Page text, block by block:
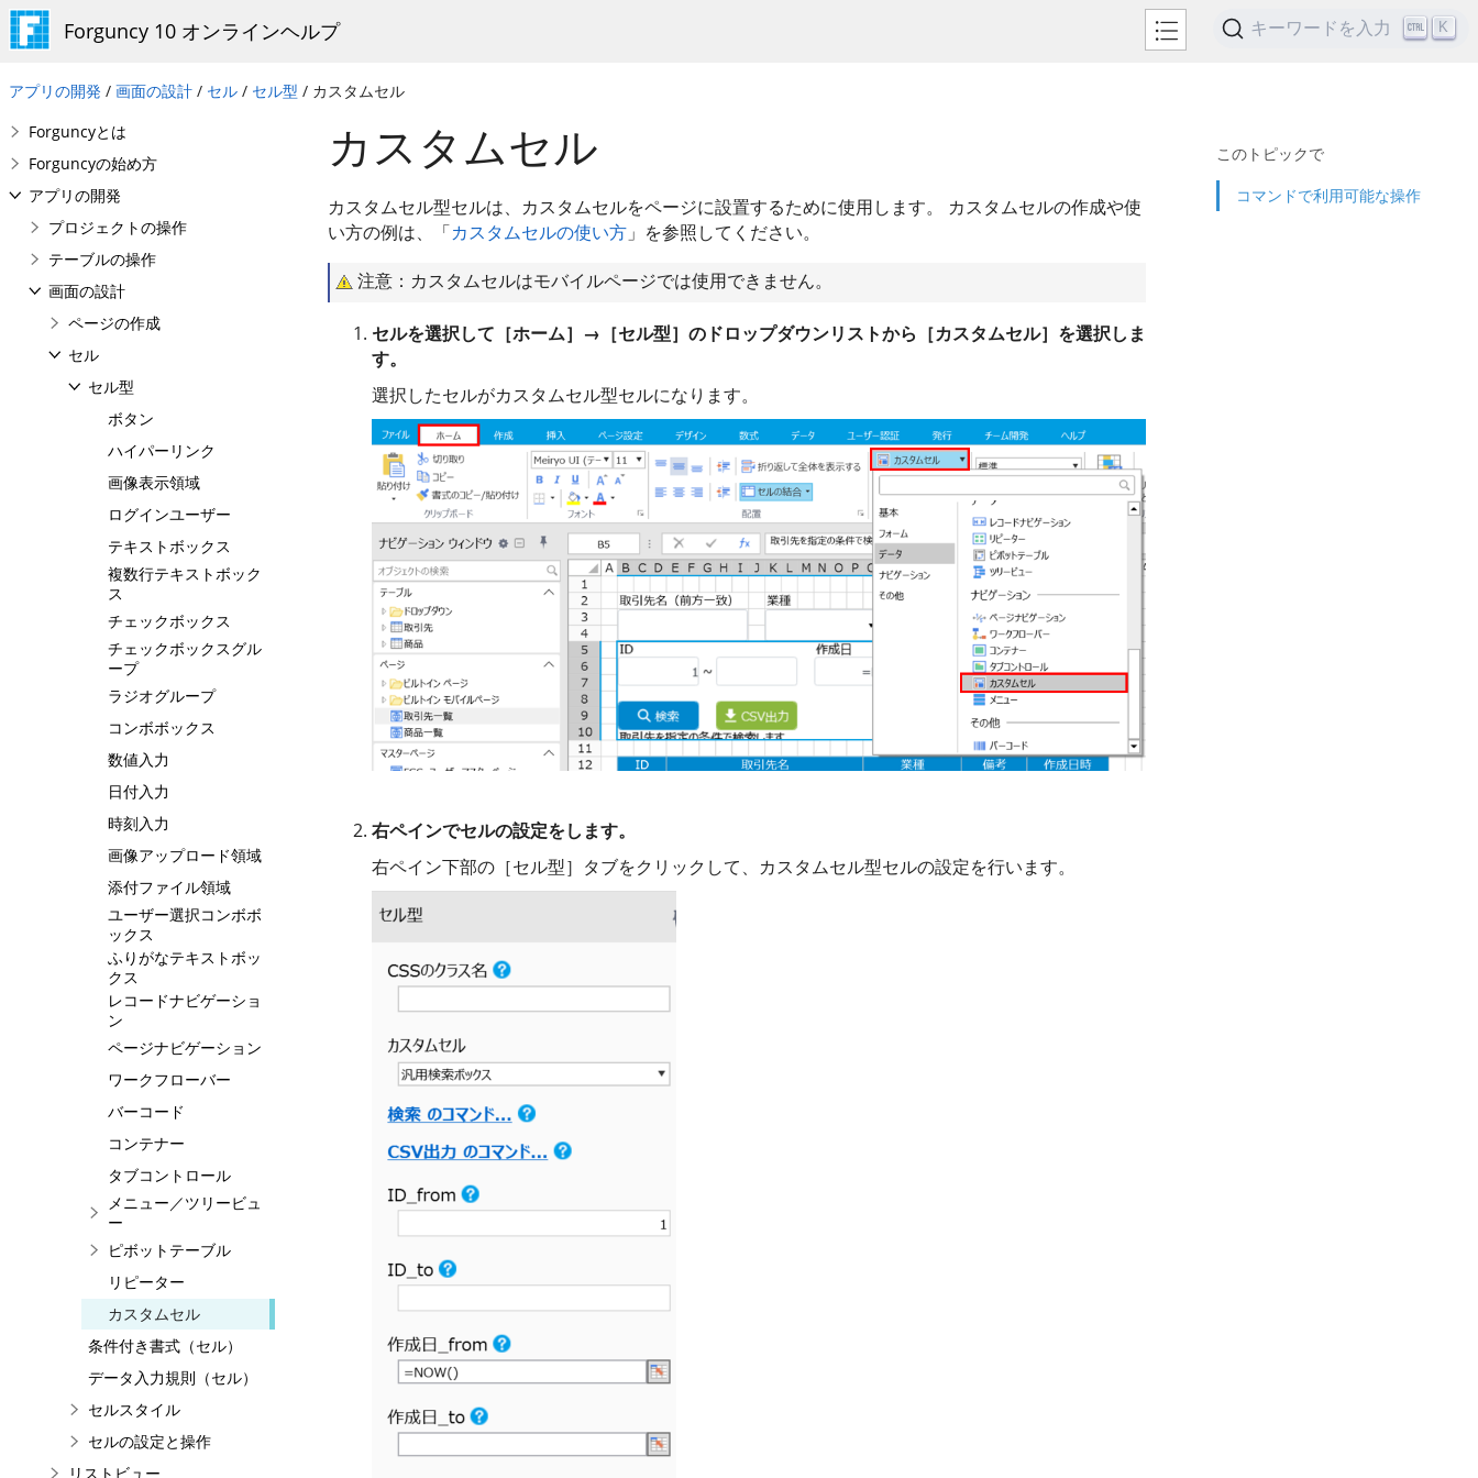
Forguncy 10 オンラインヘルプ キーワードを入力 K
アプリの開発 / 画面の設計 / セル / セル型 / カスタムセル
このトピックで
コマンドで利用可能な操作
Forguncyとは
Forguncyの始め方
アプリの開発
プロジェクトの操作
テーブルの操作
画面の設計
ページの作成
セル
セル型
ボタン
ハイパーリンク
画像表示領域
ログインユーザー
テキストボックス
複数行テキストボック
ス
チェックボックス
チェックボックスグル
ープ
ラジオグループ
コンボボックス
数値入力
日付入力
時刻入力
画像アップロード領域
添付ファイル領域
ユーザー選択コンボボ
ックス
ふりがなテキストボッ
クス
レコードナビゲーショ
ン
ページナビゲーション
ワークフローバー
バーコード
コンテナー
タブコントロール
メニュー／ツリービュ
ー
ピボットテーブル
リピーター
カスタムセル
条件付き書式（セル）
データ入力規則（セル）
セルスタイル
セルの設定と操作
リストビュー
カスタムセル
カスタムセル型セルは、カスタムセルをページに設置するために使用します。 カスタムセルの作成や使
い方の例は、「カスタムセルの使い方 」を参照してください。
注意：カスタムセルはモバイルページでは使用できません。
セルを選択して［ホーム］→［セル型］のドロップダウンリストから［カスタムセル］を選択しま
す。
選択したセルがカスタムセル型セルになります。
右ペインでセルの設定をします。
右ペイン下部の［セル型］タブをクリックして、カスタムセル型セルの設定を行います。